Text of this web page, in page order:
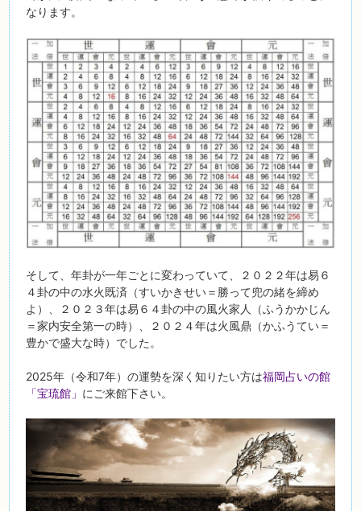
なります。
そして、年卦が一年ごとに変わっていて、２０２２年は易６
４卦の中の水火既済（すいかきせい＝勝って兜の緒を締め
よ）、２０２３年は易６４卦の中の風火家人（ふうかかじん
＝家内安全第一の時）、２０２４年は火風鼎（かふうてい＝
豊かで盛大な時）でした。
2025年（令和7年）の運勢を深く知りたい方は福岡占いの館
「宝琉館」 にご来館下さい。